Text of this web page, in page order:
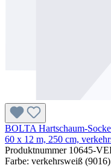
BOLTA Hartschaum-
60 x 12 m, 250 cm,
Produktnummer 10645-
Farbe: verkehrsweiß (9016)